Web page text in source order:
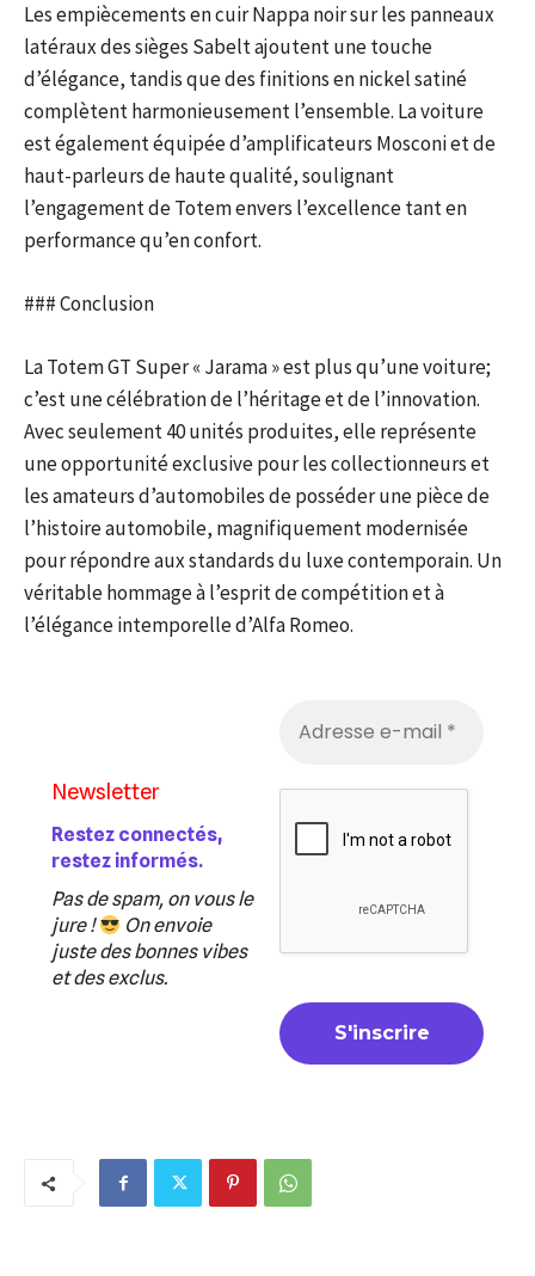
Les empiècements en cuir Nappa noir sur les panneaux
latéraux des sièges Sabelt ajoutent une touche
d’élégance, tandis que des finitions en nickel satiné
complètent harmonieusement l’ensemble. La voiture
est également équipée d’amplificateurs Mosconi et de
haut-parleurs de haute qualité, soulignant
l’engagement de Totem envers l’excellence tant en
performance qu’en confort.
### Conclusion
La Totem GT Super « Jarama » est plus qu’une voiture;
c’est une célébration de l’héritage et de l’innovation.
Avec seulement 40 unités produites, elle représente
une opportunité exclusive pour les collectionneurs et
les amateurs d’automobiles de posséder une pièce de
l’histoire automobile, magnifiquement modernisée
pour répondre aux standards du luxe contemporain. Un
véritable hommage à l’esprit de compétition et à
l’élégance intemporelle d’Alfa Romeo.
Newsletter
Restez connectés,
restez informés.
Pas de spam, on vous le
jure !
On envoie
juste des bonnes vibes
et des exclus.